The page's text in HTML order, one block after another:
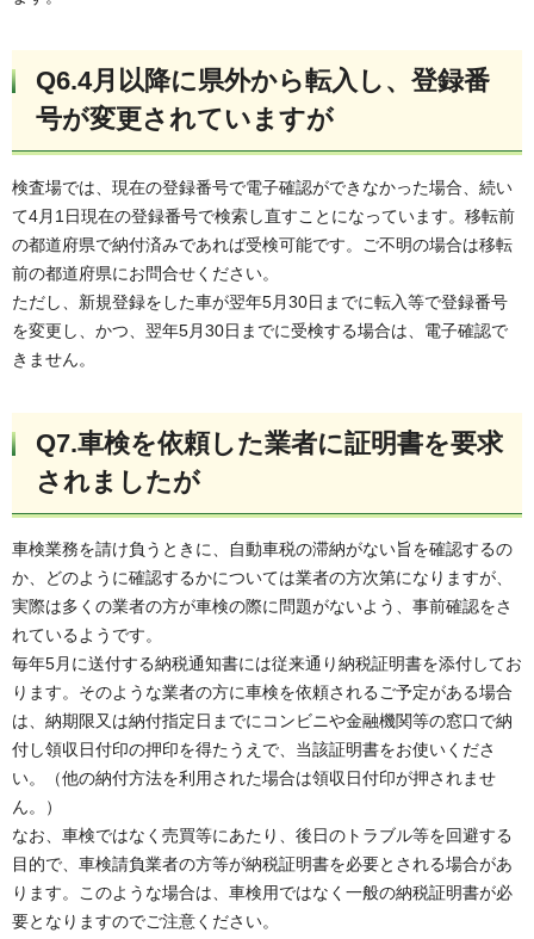
Q6.4月以降に県外から転入し、登録番
号が変更されていますが
検査場では、現在の登録番号で電子確認ができなかった場合、続い
て4月1日現在の登録番号で検索し直すことになっています。移転前
の都道府県で納付済みであれば受検可能です。ご不明の場合は移転
前の都道府県にお問合せください。
ただし、新規登録をした車が翌年5月30日までに転入等で登録番号
を変更し、かつ、翌年5月30日までに受検する場合は、電子確認で
きません。
Q7.車検を依頼した業者に証明書を要求
されましたが
車検業務を請け負うときに、自動車税の滞納がない旨を確認するの
か、どのように確認するかについては業者の方次第になりますが、
実際は多くの業者の方が車検の際に問題がないよう、事前確認をさ
れているようです。
毎年5月に送付する納税通知書には従来通り納税証明書を添付してお
ります。そのような業者の方に車検を依頼されるご予定がある場合
は、納期限又は納付指定日までにコンビニや金融機関等の窓口で納
付し領収日付印の押印を得たうえで、当該証明書をお使いくださ
い。（他の納付方法を利用された場合は領収日付印が押されませ
ん。）
なお、車検ではなく売買等にあたり、後日のトラブル等を回避する
目的で、車検請負業者の方等が納税証明書を必要とされる場合があ
ります。このような場合は、車検用ではなく一般の納税証明書が必
要となりますのでご注意ください。